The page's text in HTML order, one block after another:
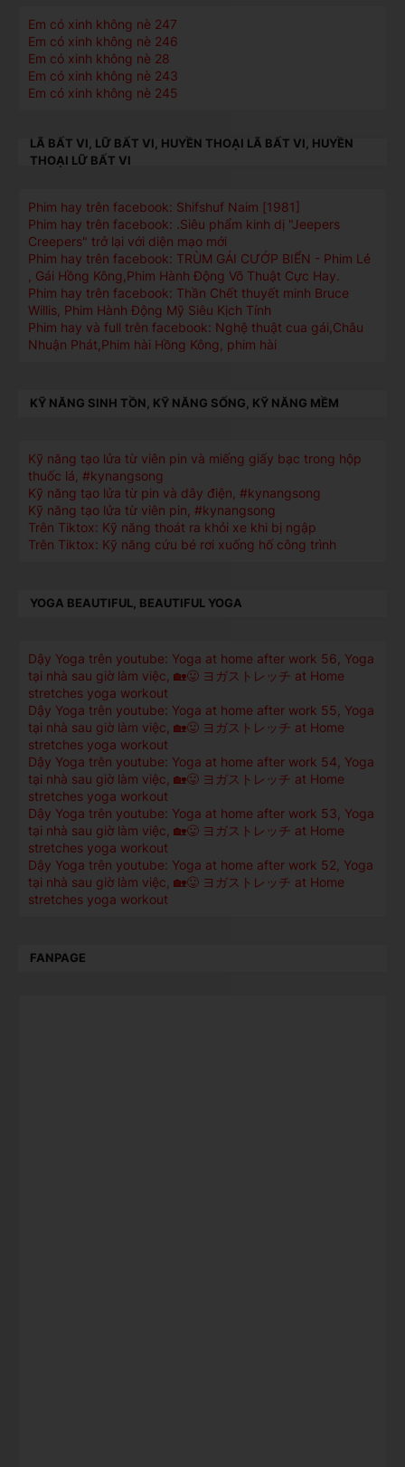
Em có xinh không nè 247
Em có xinh không nè 246
Em có xinh không nè 28
Em có xinh không nè 243
Em có xinh không nè 245
LÃ BẤT VI, LỮ BẤT VI, HUYỀN THOẠI LÃ BẤT VI, HUYỀN
THOẠI LỮ BẤT VI
Phim hay trên facebook: Shifshuf Naim [1981]
Phim hay trên facebook: .Siêu phẩm kinh dị "Jeepers
Creepers" trở lại với diện mạo mới
Phim hay trên facebook: TRÙM GÁI CƯỚP BIỂN - Phim Lẻ
, Gái Hồng Kông,Phim Hành Động Võ Thuật Cực Hay.
Phim hay trên facebook: Thần Chết thuyết minh Bruce
Willis, Phim Hành Động Mỹ Siêu Kịch Tính
Phim hay và full trên facebook: Nghệ thuật cua gái,Châu
Nhuận Phát,Phim hài Hồng Kông, phim hài
KỸ NĂNG SINH TỒN, KỸ NĂNG SỐNG, KỸ NĂNG MỀM
Kỹ năng tạo lửa từ viên pin và miếng giấy bạc trong hộp
thuốc lá, #kynangsong
Kỹ năng tạo lửa từ pin và dây điện, #kynangsong
Kỹ năng tạo lửa từ viên pin, #kynangsong
Trên Tiktox: Kỹ năng thoát ra khỏi xe khi bị ngập
Trên Tiktox: Kỹ năng cứu bé rơi xuống hố công trình
YOGA BEAUTIFUL, BEAUTIFUL YOGA
Dậy Yoga trên youtube: Yoga at home after work 56, Yoga
tại nhà sau giờ làm việc, 🏡😛 ヨガストレッチ at Home
stretches yoga workout
Dậy Yoga trên youtube: Yoga at home after work 55, Yoga
tại nhà sau giờ làm việc, 🏡😛 ヨガストレッチ at Home
stretches yoga workout
Dậy Yoga trên youtube: Yoga at home after work 54, Yoga
tại nhà sau giờ làm việc, 🏡😛 ヨガストレッチ at Home
stretches yoga workout
Dậy Yoga trên youtube: Yoga at home after work 53, Yoga
tại nhà sau giờ làm việc, 🏡😛 ヨガストレッチ at Home
stretches yoga workout
Dậy Yoga trên youtube: Yoga at home after work 52, Yoga
tại nhà sau giờ làm việc, 🏡😛 ヨガストレッチ at Home
stretches yoga workout
FANPAGE